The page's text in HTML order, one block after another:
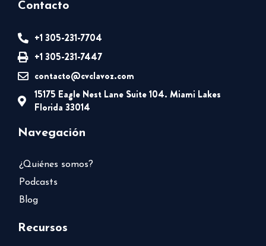
Contacto
+1 305-231-7704
+1 305-231-7447
contacto@cvclavoz.com
15175 Eagle Nest Lane Suite 104. Miami Lakes
Florida 33014
Navegación
¿Quiénes somos?
Podcasts
Blog
Recursos